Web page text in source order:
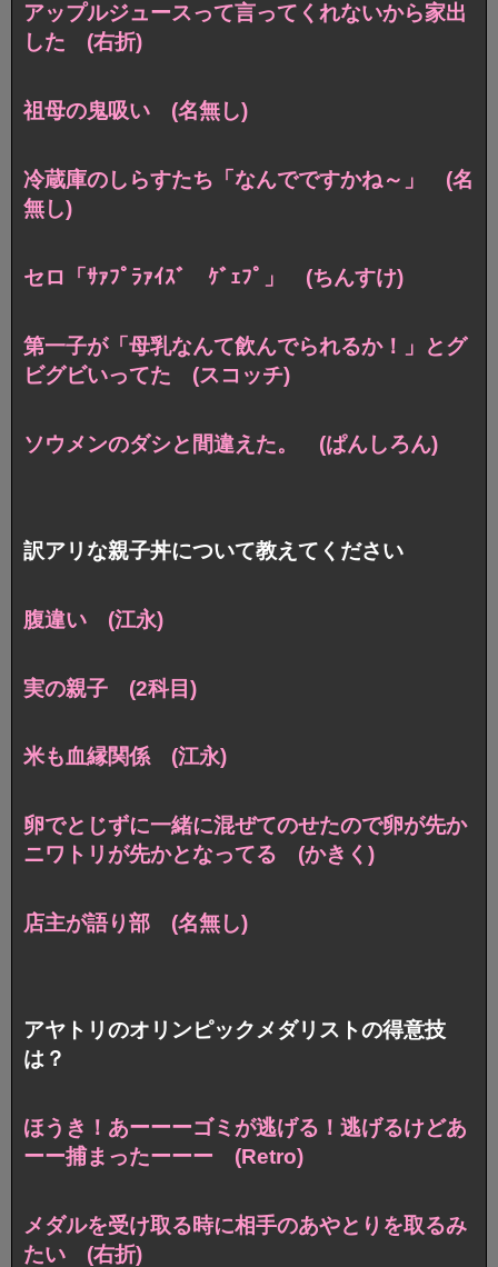
アップルジュースって言ってくれないから家出
した (右折)
祖母の鬼吸い (名無し)
冷蔵庫のしらすたち「なんでですかね～」 (名
無し)
セロ「ｻｧﾌﾟﾗｧｲｽﾞ ｹﾞｪﾌﾟ」 (ちんすけ)
第一子が「母乳なんて飲んでられるか！」と グ
ビグビいってた (スコッチ)
ソウメンのダシと間違えた。 (ぱんしろん)
訳アリな親子丼について教えてください
腹違い (江永)
実の親子 (2科目)
米も血縁関係 (江永)
卵でとじずに一緒に混ぜてのせたので卵が先か
ニワトリが先かとなってる (かきく)
店主が語り部 (名無し)
アヤトリのオリンピックメダリストの得意技
は？
ほうき！あーーーゴミが逃げる！ 逃げるけどあ
ーー捕まったーーー (Retro)
メダルを受け取る時に相手のあやとりを取るみ
たい (右折)